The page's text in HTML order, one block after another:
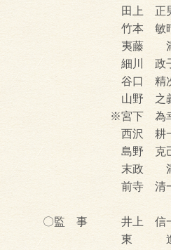
田上 正男（輪島
竹本 敏晴（能美
夷藤 満（内灘町
細川 政子（中能
谷口 精次（能登
山野 之義（金
※宮下 為幸（中
西沢 耕一（石川県
島野 克己（石川県
末政 満（全国農業
前寺 清一（石川県
〇監 事 井上 信一（津
東 進（全国共済農